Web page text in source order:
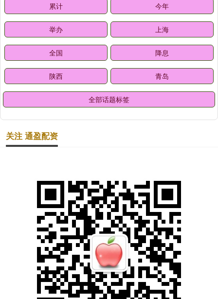
累计 今年
举办 上海
全国 降息
陕西 青岛
全部话题标签
关注 通盈配资